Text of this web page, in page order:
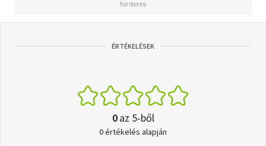
ÉRTÉKELÉSEK
0az 5-ből
0 értékelés alapján